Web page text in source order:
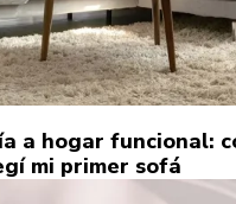
a hogar funcional:
mi primer sofá